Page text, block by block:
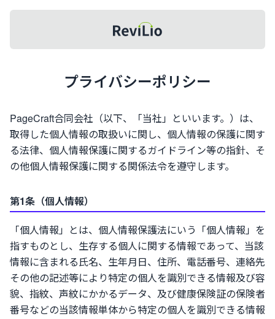
レビリオ
プライバシーポリシー
PageCraft合同会社（以下、「当社」といいます。）は、
取得した個人情報の取扱いに関し、個人情報の保護に関す
る法律、個人情報保護に関するガイドライン等の指針、そ
の他個人情報保護に関する関係法令を遵守します。
第1条（個人情報）
「個人情報」とは、個人情報保護法にいう「個人情報」を
指すものとし、生存する個人に関する情報であって、当該
情報に含まれる氏名、生年月日、住所、電話番号、連絡先
その他の記述等により特定の個人を識別できる情報及び容
貌、指紋、声紋にかかるデータ、及び健康保険証の保険者
番号などの当該情報単体から特定の個人を識別できる情報